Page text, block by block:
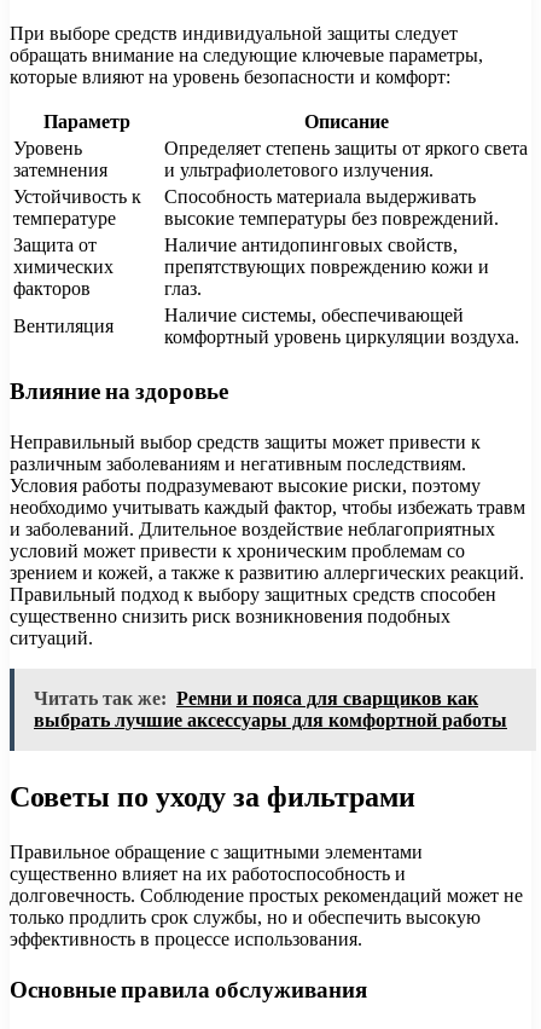
При выборе средств индивидуальной защиты следует
обращать внимание на следующие ключевые параметры,
которые влияют на уровень безопасности и комфорт:
Параметр
Описание
Уровень
затемнения
Определяет степень защиты от яркого света
и ультрафиолетового излучения.
Устойчивость к
температуре
Способность материала выдерживать
высокие температуры без повреждений.
Защита от
химических
факторов
Наличие антидопинговых свойств,
препятствующих повреждению кожи и
глаз.
Вентиляция
Наличие системы, обеспечивающей
комфортный уровень циркуляции воздуха.
Влияние на здоровье
Неправильный выбор средств защиты может привести к
различным заболеваниям и негативным последствиям.
Условия работы подразумевают высокие риски, поэтому
необходимо учитывать каждый фактор, чтобы избежать травм
и заболеваний. Длительное воздействие неблагоприятных
условий может привести к хроническим проблемам со
зрением и кожей, а также к развитию аллергических реакций.
Правильный подход к выбору защитных средств способен
существенно снизить риск возникновения подобных
ситуаций.
Читать так же: Ремни и пояса для сварщиков как
выбрать лучшие аксессуары для комфортной работы
Советы по уходу за фильтрами
Правильное обращение с защитными элементами
существенно влияет на их работоспособность и
долговечность. Соблюдение простых рекомендаций может не
только продлить срок службы, но и обеспечить высокую
эффективность в процессе использования.
Основные правила обслуживания